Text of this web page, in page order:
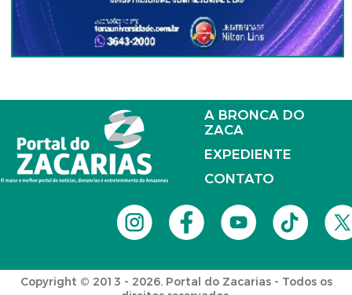
A BRONCA DO
ZACA
EXPEDIENTE
CONTATO
Copyright © 2013 - 2026. Portal do Zacarias - Todos os